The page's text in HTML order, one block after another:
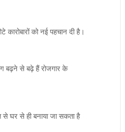
कारोबारों को नई पहचान दी है।
बढ़ने से बढ़े हैं रोजगार के
घर से ही बनाया जा सकता है